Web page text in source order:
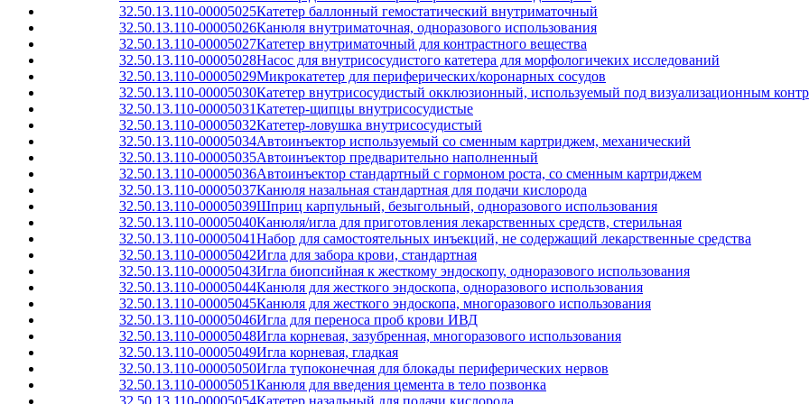
32.50.13.110-00005025Катетер баллонный гемостатический внутриматочный
32.50.13.110-00005026Канюля внутриматочная, одноразового использования
32.50.13.110-00005027Катетер внутриматочный для контрастного вещества
32.50.13.110-00005028Насос для внутрисосудистого катетера для морфологичеких исследований
32.50.13.110-00005029Микрокатетер для периферических/коронарных сосудов
32.50.13.110-00005030Катетер внутрисосудистый окклюзионный, используемый под визуализационным
32.50.13.110-00005031Катетер-щипцы внутрисосудистые
32.50.13.110-00005032Катетер-ловушка внутрисосудистый
32.50.13.110-00005034Автоинъектор используемый со сменным картриджем, механический
32.50.13.110-00005035Автоинъектор предварительно наполненный
32.50.13.110-00005036Автоинъектор стандартный с гормоном роста, со сменным картриджем
32.50.13.110-00005037Канюля назальная стандартная для подачи кислорода
32.50.13.110-00005039Шприц карпульный, безыгольный, одноразового использования
32.50.13.110-00005040Канюля/игла для приготовления лекарственных средств, стерильная
32.50.13.110-00005041Набор для самостоятельных инъекций, не содержащий лекарственные средства
32.50.13.110-00005042Игла для забора крови, стандартная
32.50.13.110-00005043Игла биопсийная к жесткому эндоскопу, одноразового использования
32.50.13.110-00005044Канюля для жесткого эндоскопа, одноразового использования
32.50.13.110-00005045Канюля для жесткого эндоскопа, многоразового использования
32.50.13.110-00005046Игла для переноса проб крови ИВД
32.50.13.110-00005048Игла корневая, зазубренная, многоразового использования
32.50.13.110-00005049Игла корневая, гладкая
32.50.13.110-00005050Игла тупоконечная для блокады периферических нервов
32.50.13.110-00005051Канюля для введения цемента в тело позвонка
32.50.13.110-00005054Катетер назальный для подачи кислорода